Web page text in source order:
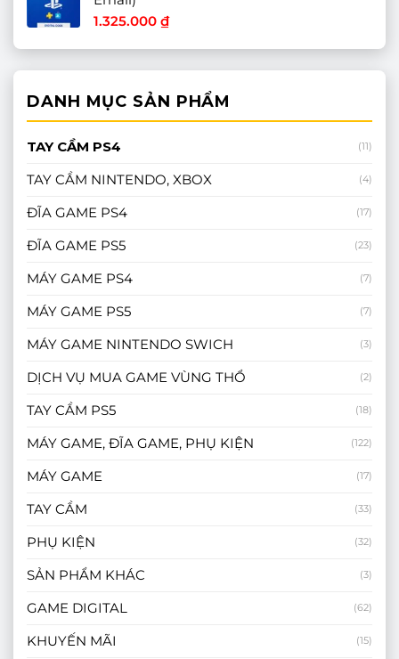
1.325.000 ₫
DANH MỤC SẢN PHẨM
TAY CẦM PS4 (11)
TAY CẦM NINTENDO, XBOX (4)
ĐĨA GAME PS4 (17)
ĐĨA GAME PS5 (23)
MÁY GAME PS4 (7)
MÁY GAME PS5 (7)
MÁY GAME NINTENDO SWICH (3)
DỊCH VỤ MUA GAME VÙNG THỔ (2)
TAY CẦM PS5 (18)
MÁY GAME, ĐĨA GAME, PHỤ KIỆN (122)
MÁY GAME (17)
TAY CẦM (33)
PHỤ KIỆN (32)
SẢN PHẨM KHÁC (3)
GAME DIGITAL (62)
KHUYẾN MÃI (15)